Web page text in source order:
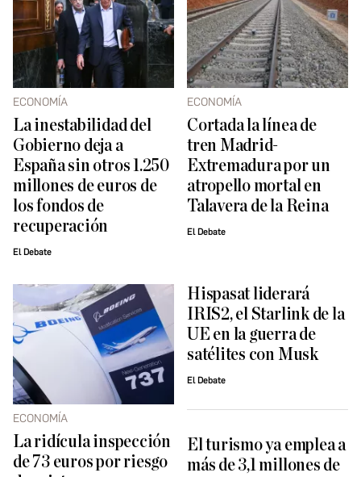
ECONOMÍA
La inestabilidad del
Gobierno deja a
España sin otros 1.250
millones de euros de
los fondos de
recuperación
El Debate
ECONOMÍA
Cortada la línea de
tren Madrid-
Extremadura por un
atropello mortal en
Talavera de la Reina
El Debate
ECONOMÍA
La ridícula inspección
de 73 euros por riesgo
Hispasat liderará
IRIS2, el Starlink de la
UE en la guerra de
satélites con Musk
El Debate
El turismo ya emplea a
más de 3,1 millones de